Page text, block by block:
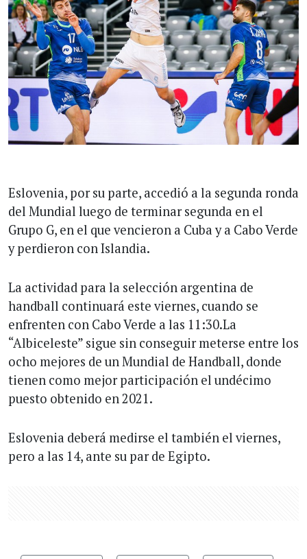
Eslovenia, por su parte, accedió a la segunda ronda
del Mundial luego de terminar segunda en el
Grupo G, en el que vencieron a Cuba y a Cabo Verde
y perdieron con Islandia.
La actividad para la selección argentina de
handball continuará este viernes, cuando se
enfrenten con Cabo Verde a las 11:30.La
“Albiceleste” sigue sin conseguir meterse entre los
ocho mejores de un Mundial de Handball, donde
tienen como mejor participación el undécimo
puesto obtenido en 2021.
Eslovenia deberá medirse el también el viernes,
pero a las 14, ante su par de Egipto.